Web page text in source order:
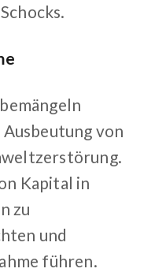
von
Kapital in
zu
und
führen.